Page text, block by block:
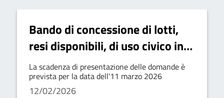
Bando di concessione di lotti,
resi disponibili, di uso civico in
libero possesso dell'ente
rientranti nel demanio collettivo
La scadenza di presentazione delle domande è
prevista per la data dell'11 marzo 2026
12/02/2026